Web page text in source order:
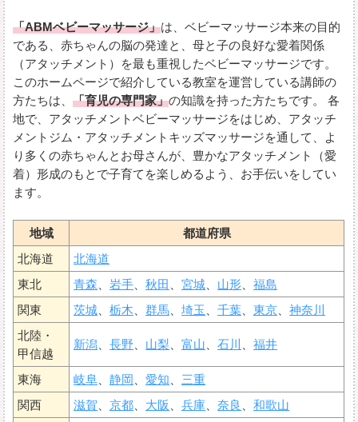
「ABMベビーマッサージ」は、ベビーマッサージ本来の目的
である、赤ちゃんの脳の発達と、母と子の良好な愛着関係
（アタッチメント）を最も重視したベビーマッサージです。
このホームページで紹介している教室を運営している講師の
方たちは、「育児の専門家」の知識を持った方たちです。 各
地で、アタッチメントベビーマッサージをはじめ、アタッチ
メントジム・アタッチメントキッズマッサージを通して、よ
り多くの赤ちゃんとお母さんが、豊かなアタッチメント（愛
着）形成のもとで子育てを楽しめるよう、お手伝いをしてい
ます。
地域
都道府県
北海道
北海道
東北
青森、岩手、秋田 、宮城、 山形、福島
関東
茨城、栃木、群馬、埼玉 、千葉、東京、神奈川
北陸・
甲信越
新潟、長野、 山梨、富山、石川 、福井
東海 岐阜、静岡、愛知、三重
関西
滋賀、京都、 大阪 、兵庫、奈良 、和歌山